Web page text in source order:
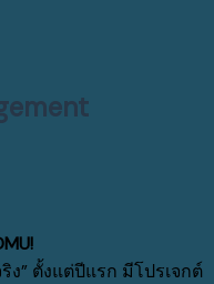
” ตั้งแต่ปีแรก มีโปรเจกต์